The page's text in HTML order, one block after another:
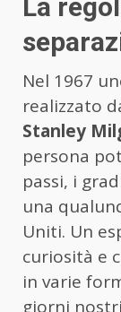
La
Nel 1967
realizzato
Stanley
persona
passi, i
una
Uniti. Un
curiosità e
in varie
giorni